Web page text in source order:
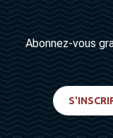
Abonnez-vous